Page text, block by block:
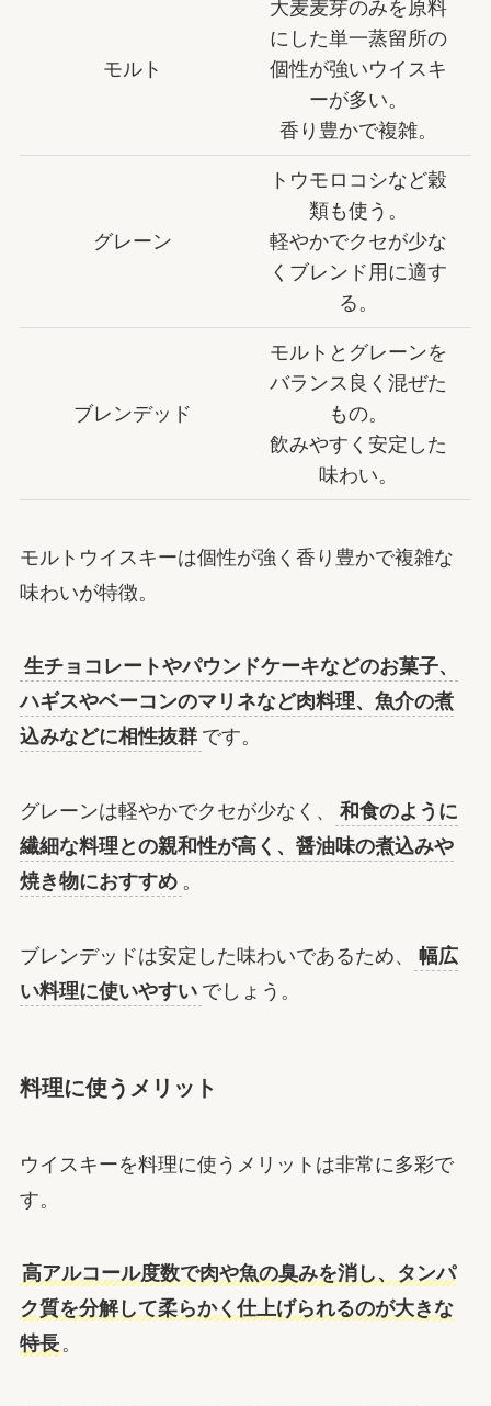
モルト
大麦麦芽のみを原料
にした単一蒸留所の
個性が強いウイスキ
ーが多い。
香り豊かで複雑。
グレーン
トウモロコシなど穀
類も使う。
軽やかでクセが少な
くブレンド用に適す
る。
ブレンデッド
モルトとグレーンを
バランス良く混ぜた
もの。
飲みやすく安定した
味わい。
モルトウイスキーは個性が強く香り豊かで複雑な
味わいが特徴。
生チョコレートやパウンドケーキなどのお菓子、
ハギスやベーコンのマリネなど肉料理、魚介の煮
込みなどに相性抜群 です。
グレーンは軽やかでクセが少なく、
和食のように
繊細な料理との親和性が高く、醤油味の煮込みや
焼き物におすすめ 。
ブレンデッドは安定した味わいであるため、
幅広
い料理に使いやすい でしょう。
料理に使うメリット
ウイスキーを料理に使うメリットは非常に多彩で
す。
高アルコール度数で肉や魚の臭みを消し、タンパ
ク質を分解して柔らかく仕上げられるのが大きな
特長。